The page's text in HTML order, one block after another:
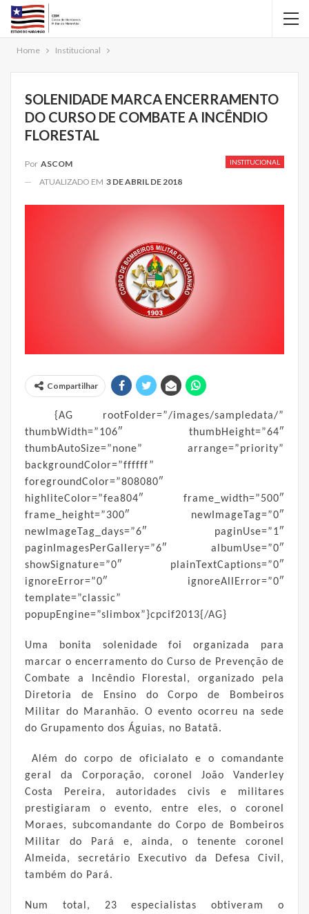
Home Institucional
SOLENIDADE MARCA ENCERRAMENTO
DO CURSO DE COMBATE A INCÊNDIO
FLORESTAL
INSTITUCIONAL
Por ASCOM
ATUALIZADO EM 3 DE ABRIL DE 2018
Compartilhar
{AG rootFolder=”/images/sampledata/”
thumbWidth=”106″ thumbHeight=”64″
thumbAutoSize=”none” arrange=”priority”
backgroundColor=”ffffff”
foregroundColor=”808080″
highliteColor=”fea804″ frame_width=”500″
frame_height=”300″ newImageTag=”0″
newImageTag_days=”6″ paginUse=”1″
paginImagesPerGallery=”6″ albumUse=”0″
showSignature=”0″ plainTextCaptions=”0″
ignoreError=”0″ ignoreAllError=”0″
template=”classic”
popupEngine=”slimbox”}cpcif2013{/AG}
Uma bonita solenidade foi organizada para
marcar o encerramento do Curso de Prevenção de
Combate a Incêndio Florestal, organizado pela
Diretoria de Ensino do Corpo de Bombeiros
Militar do Maranhão. O evento ocorreu na sede
do Grupamento dos Águias, no Batatã.
Além do corpo de oficialato e o comandante
geral da Corporação, coronel João Vanderley
Costa Pereira, autoridades civis e militares
prestigiaram o evento, entre eles, o coronel
Moraes, subcomandante do Corpo de Bombeiros
Militar do Pará e, ainda, o tenente coronel
Almeida, secretário Executivo da Defesa Civil,
também do Pará.
Num total, 23 especialistas obtiveram o